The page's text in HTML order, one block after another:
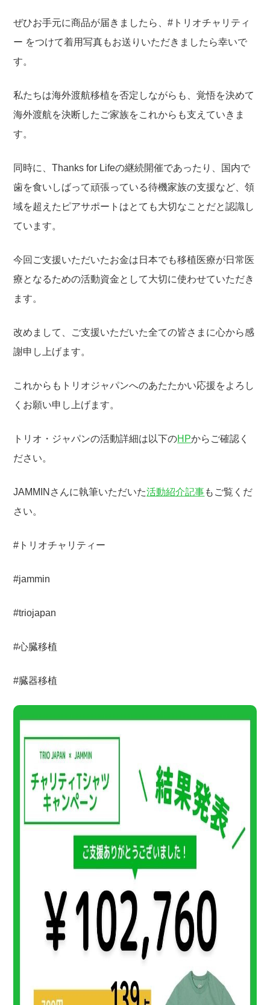
ぜひお手元に商品が届きましたら、#トリオチャリティ
ー をつけて着用写真もお送りいただきましたら幸いで
す。
私たちは海外渡航移植を否定しながらも、覚悟を決めて
海外渡航を決断したご家族をこれからも支えていきま
す。
同時に、Thanks for Lifeの継続開催であったり、国内で
歯を食いしばって頑張っている待機家族の支援など、領
域を超えたピアサポートはとても大切なことだと認識し
ています。
今回ご支援いただいたお金は日本でも移植医療が日常医
療となるための活動資金として大切に使わせていただき
ます。
改めまして、ご支援いただいた全ての皆さまに心から感
謝申し上げます。
これからもトリオジャパンへのあたたかい応援をよろし
くお願い申し上げます。
トリオ・ジャパンの活動詳細は以下のHPからご確認く
ださい。
JAMMINさんに執筆いただいた活動紹介記事もご覧くだ
さい。
#トリオチャリティー
#jammin
#triojapan
#心臓移植
#臓器移植